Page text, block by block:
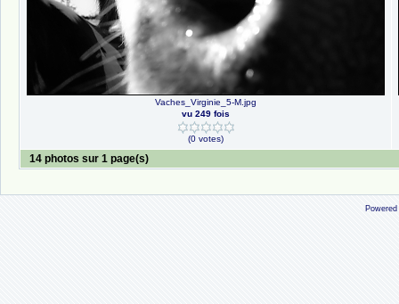
Vaches_Virginie_5-M.jpg
vu 249 fois
(0 votes)
14 photos sur 1 page(s)